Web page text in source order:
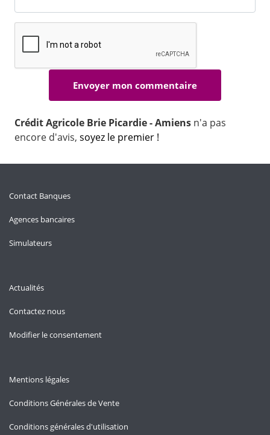
Crédit Agricole Brie Picardie - Amiens n'a pas
encore d'avis, soyez le premier !
Contact Banques
Agences bancaires
Simulateurs
Actualités
Contactez nous
Modifier le consentement
Mentions légales
Conditions Générales de Vente
Conditions générales d'utilisation